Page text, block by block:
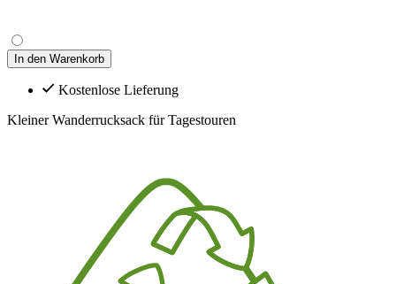
In den Warenkorb
Kostenlose Lieferung
Kleiner Wanderrucksack für Tagestouren